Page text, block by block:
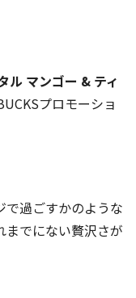
ル マンゴー & ティ
プロモーショ
で過ごすかのような
でにない贅沢さが